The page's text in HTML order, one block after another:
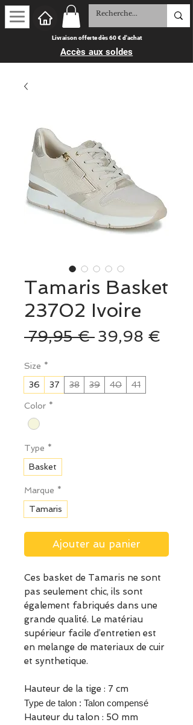
Livraison offerte dès 60 € d'achat
Accès aux soldes
Tamaris Basket
23702 Ivoire
79,95 € Prix
39,98 €
Size *
36
37 38 39 40 41
Color *
Type *
Basket
Marque *
Tamaris
Ajouter au panier
Ces basket de Tamaris ne sont
pas seulement chic, ils sont
également fabriqués dans une
grande qualité. Le matériau
supérieur facile d’entretien est
en melange de materiaux de cuir
et synthetique.
Hauteur de la tige : 7 cm
Type de talon : Talon compensé
Hauteur du talon : 50 mm